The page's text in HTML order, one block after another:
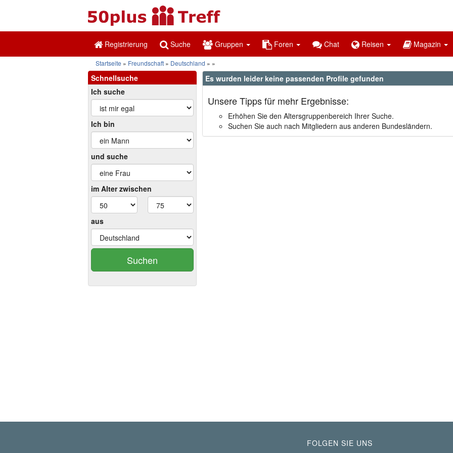
Registrierung Suche Gruppen Foren Chat Reisen Magazin
Startseite Freundschaft Deutschland
Schnellsuche
Ich suche
Ich bin
und suche
im Alter zwischen
aus
Suchen
Es wurden leider keine passenden Profile gefunden
Unsere Tipps für mehr Ergebnisse:
Erhöhen Sie den Altersgruppenbereich Ihrer Suche.
Suchen Sie auch nach Mitgliedern aus anderen Bundesländern.
FOLGEN SIE UNS